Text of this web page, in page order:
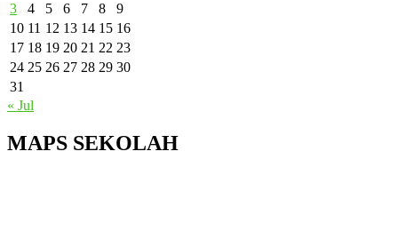
3
4 5 6 7 8
9
10 11 12 13 14 15 16
17 18 19 20 21 22 23
24 25 26 27 28 29 30
31
« Jul
MAPS SEKOLAH